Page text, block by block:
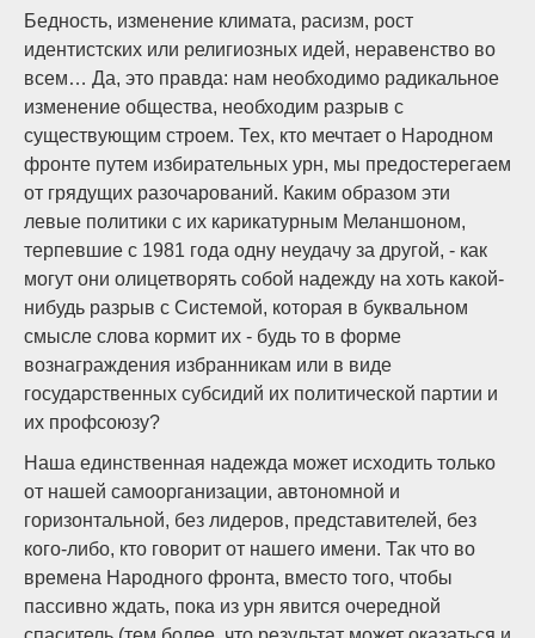
Бедность, изменение климата, расизм, рост
идентистских или религиозных идей, неравенство во
всем… Да, это правда: нам необходимо радикальное
изменение общества, необходим разрыв с
существующим строем. Тех, кто мечтает о Народном
фронте путем избирательных урн, мы предостерегаем
от грядущих разочарований. Каким образом эти
левые политики с их карикатурным Меланшоном,
терпевшие с 1981 года одну неудачу за другой, ­- как
могут они олицетворять собой надежду на хоть какой-
нибудь разрыв с Системой, которая в буквальном
смысле слова кормит их ­- будь то в форме
вознаграждения избранникам или в виде
государственных субсидий их политической партии и
их профсоюзу?
Наша единственная надежда может исходить только
от нашей самоорганизации, автономной и
горизонтальной, без лидеров, представителей, без
кого-либо, кто говорит от нашего имени. Так что во
времена Народного фронта, вместо того, чтобы
пассивно ждать, пока из урн явится очередной